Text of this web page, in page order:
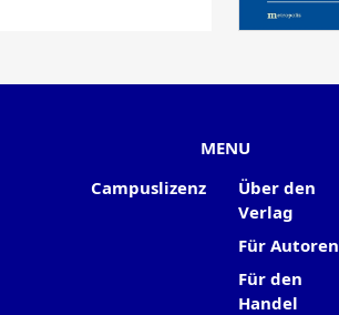
MENU
Campuslizenz
Über den
Verlag
Für Autoren
Für den
Handel